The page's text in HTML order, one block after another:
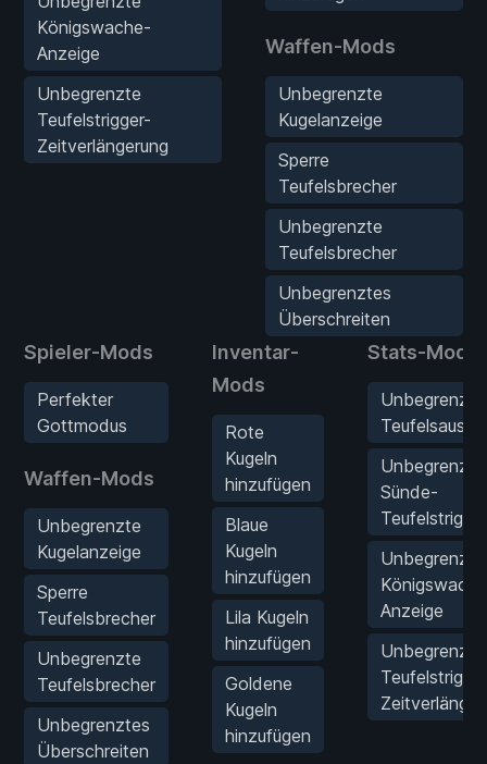
Königswache-
Anzeige
Unbegrenzte
Teufelstrigger-
Zeitverlängerung
Waffen-Mods
Unbegrenzte
Kugelanzeige
Sperre
Teufelsbrecher
Unbegrenzte
Teufelsbrecher
Unbegrenztes
Überschreiten
Spieler-Mods
Perfekter
Gottmodus
Waffen-Mods
Unbegrenzte
Kugelanzeige
Sperre
Teufelsbrecher
Unbegrenzte
Teufelsbrecher
Unbegrenztes
Überschreiten
Inventar-
Mods
Rote
Kugeln
hinzufügen
Blaue
Kugeln
hinzufügen
Lila Kugeln
hinzufügen
Goldene
Kugeln
hinzufügen
Stats-Mods
Sünde-
Teufelstrigger
Unbegrenzte
Anzeige
Unbegrenzte